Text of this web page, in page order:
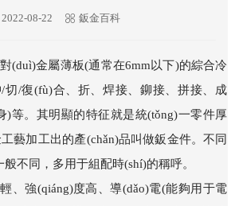
2022-08-22 鈑金百科
(duì)金屬薄板(通常在6mm以下)的綜合冷
切/復(fù)合、折、焊接、鉚接、拼接、成
)等。其明顯的特征就是統(tǒng)一零件厚
藝加工出的產(chǎn)品叫做鈑金件。不同
不同，多用于組配時(shí)的稱呼。
強(qiáng)度高、導(dǎo)電(能夠用于電